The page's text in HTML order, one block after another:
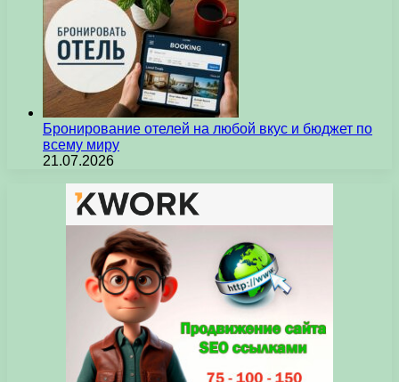
Бронирование отелей на любой вкус и бюджет по
всему миру
21.07.2026